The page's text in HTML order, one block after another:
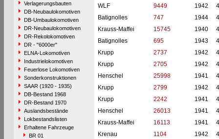
Verlagerungsbauten
DB-Neubaulokomotiven
DB-Umbaulokomotiven
DR-Neubaulokomotiven
DR-Rekolokomotiven
DR - "6000er"
ELNA-Lokomotiven
Industrielokomotiven
Feuerlose Lokomotiven
Sonderkonstruktionen
SAAR (1920 - 1935)
DB-Bestand 1968
DR-Bestand 1970
Auslandsbestände
Lokbestandslisten
Erhaltene Fahrzeuge
BR 01
WLF
9449 1942
Batignolles
747 1944
Krauss-Maffei
15745 1940
Batignolles
695 1943
Krupp
2737 1942
Krupp
2705 1942
Henschel
25998 1941
Krupp
2799 1942
Krupp
2242 1941
Henschel
26013 1941
Krauss-Maffei
16113 1941
Krenau
1104 1942